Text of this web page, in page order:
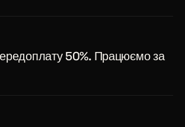
50%. Працюємо за